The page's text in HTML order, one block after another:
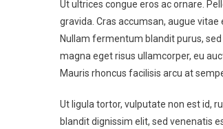
Ut ultrices congue eros ac ornare.
gravida. Cras accumsan, augue
Nullam fermentum blandit purus,
magna eget risus ullamcorper, eu
Mauris rhoncus facilisis arcu at
Ut ligula tortor, vulputate non est id,
blandit dignissim elit, sed venenatis